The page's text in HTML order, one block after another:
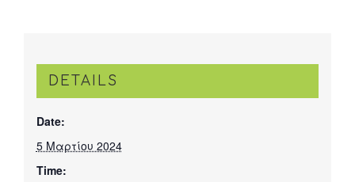
DETAILS
Date:
5 Μαρτίου 2024
Time: